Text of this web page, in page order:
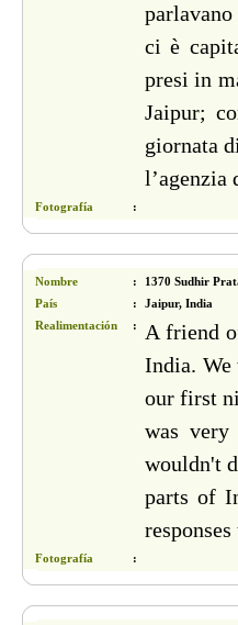
ci è
presi in
Jaipur;
giornata
l’agenzia
Fotografía :
Nombre :
1370 Sudhir
País
:
Jaipur, India
Realimentación
:
A friend
India. We
our first
was very
wouldn't
parts of
Fotografía :